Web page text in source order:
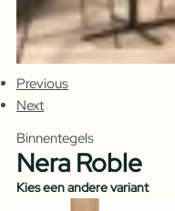
Previous
Next
Binnentegels
Nera Roble
Kies een andere variant